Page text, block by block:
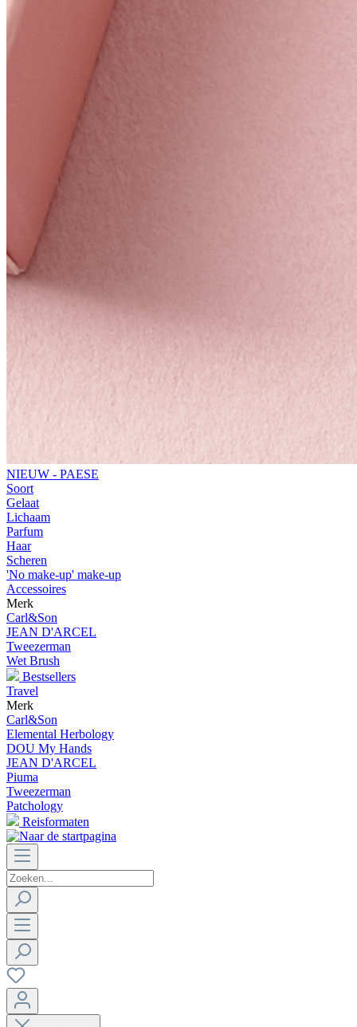
NIEUW - PAESE
Soort
Gelaat
Lichaam
Parfum
Haar
Scheren
'No make-up' make-up
Accessoires
Merk
Carl&Son
JEAN D'ARCEL
Tweezerman
Wet Brush
Bestsellers
Travel
Merk
Carl&Son
Elemental Herbology
DOU My Hands
JEAN D'ARCEL
Piuma
Tweezerman
Patchology
Reisformaten